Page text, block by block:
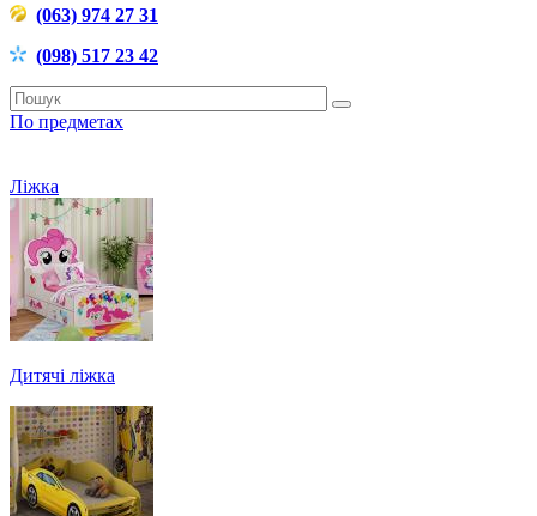
(063) 974 27 31
(098) 517 23 42
По предметах
Ліжка
Дитячі ліжка